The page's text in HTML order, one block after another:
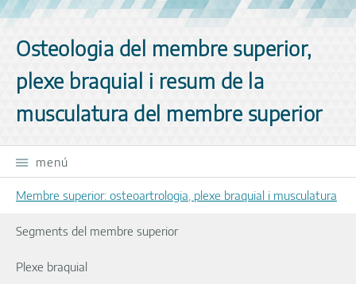
Osteologia del membre superior,
plexe braquial i resum de la
musculatura del membre superior
menú
Membre superior: osteoartrologia, plexe braquial i musculatura
Segments del membre superior
Plexe braquial